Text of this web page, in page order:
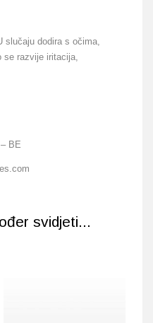
slučaju dodira s očima,
se razvije iritacija,
BE
svidjeti...